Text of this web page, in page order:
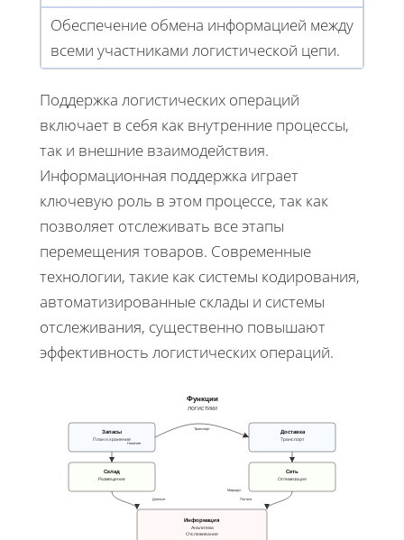
Обеспечение обмена информацией между
всеми участниками логистической цепи.
Поддержка логистических операций
включает в себя как внутренние процессы,
так и внешние взаимодействия.
Информационная поддержка играет
ключевую роль в этом процессе, так как
позволяет отслеживать все этапы
перемещения товаров. Современные
технологии, такие как системы кодирования,
автоматизированные склады и системы
отслеживания, существенно повышают
эффективность логистических операций.
Функции
логистики
Запасы
План и хранение
Доставка
Транспорт
Склад
Размещение
Сеть
Оптимизация
Информация
Аналитика
Отслеживание
Наличие
Транспорт
Маршрут
Данные
Потоки